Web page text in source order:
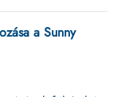
a Sunny